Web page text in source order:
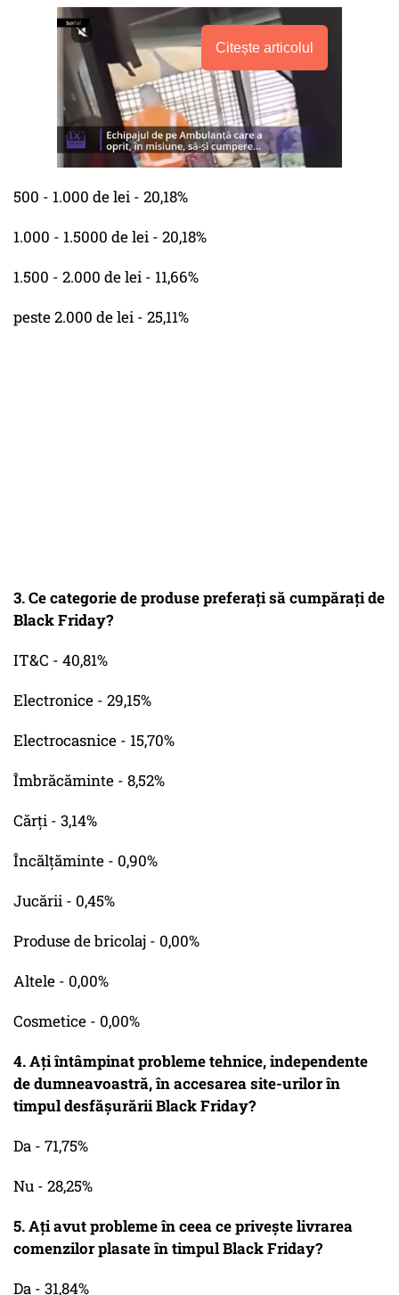
Citește articolul
500 - 1.000 de lei - 20,18%
1.000 - 1.5000 de lei - 20,18%
1.500 - 2.000 de lei - 11,66%
peste 2.000 de lei - 25,11%
3. Ce categorie de produse preferați să cumpărați de
Black Friday?
IT&C - 40,81%
Electronice - 29,15%
Electrocasnice - 15,70%
Îmbrăcăminte - 8,52%
Cărți - 3,14%
Încălțăminte - 0,90%
Jucării - 0,45%
Produse de bricolaj - 0,00%
Altele - 0,00%
Cosmetice - 0,00%
4. Ați întâmpinat probleme tehnice, independente
de dumneavoastră, în accesarea site-urilor în
timpul desfășurării Black Friday?
Da - 71,75%
Nu - 28,25%
5. Ați avut probleme în ceea ce privește livrarea
comenzilor plasate în timpul Black Friday?
Da - 31,84%